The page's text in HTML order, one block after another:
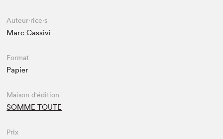
Auteur·rice·s
Marc Cassivi
Format
Papier
Maison d'édition
SOMME TOUTE
Prix